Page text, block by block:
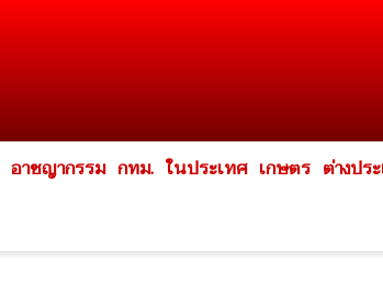
อาชญากรรม กทม. ในประเทศ เกษตร ต่างปร